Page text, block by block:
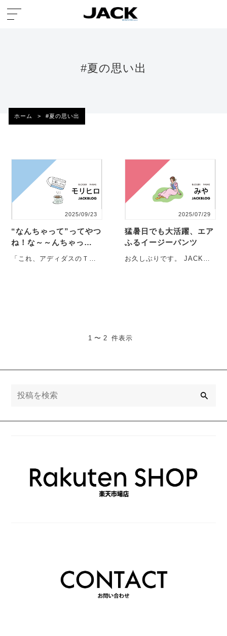
#夏の思い出
ホーム > #夏の思い出
2025/09/23
“なんちゃって”ってやつ
ね！な～～んちゃっ
て！！ｗな、おもしろデ
ザインＴシャツ
「これ、アディダスのＴシ
2025/07/29
猛暑日でも大活躍、エア
ふるイージーパンツ
お久しぶりです。 JACKの
1 〜 2 件表示